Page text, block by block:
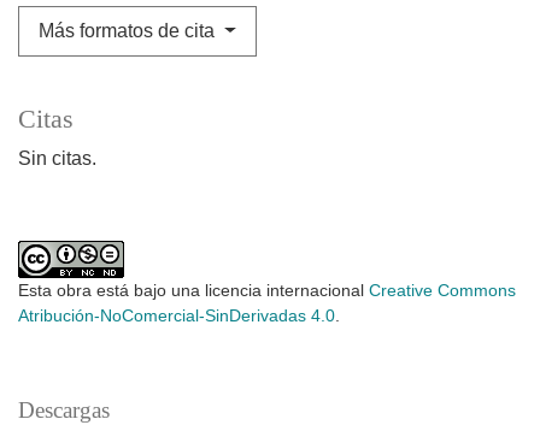
Más formatos de cita
Citas
Sin citas.
Esta obra está bajo una licencia internacional Creative Commons
Atribución-NoComercial-SinDerivadas 4.0.
Descargas